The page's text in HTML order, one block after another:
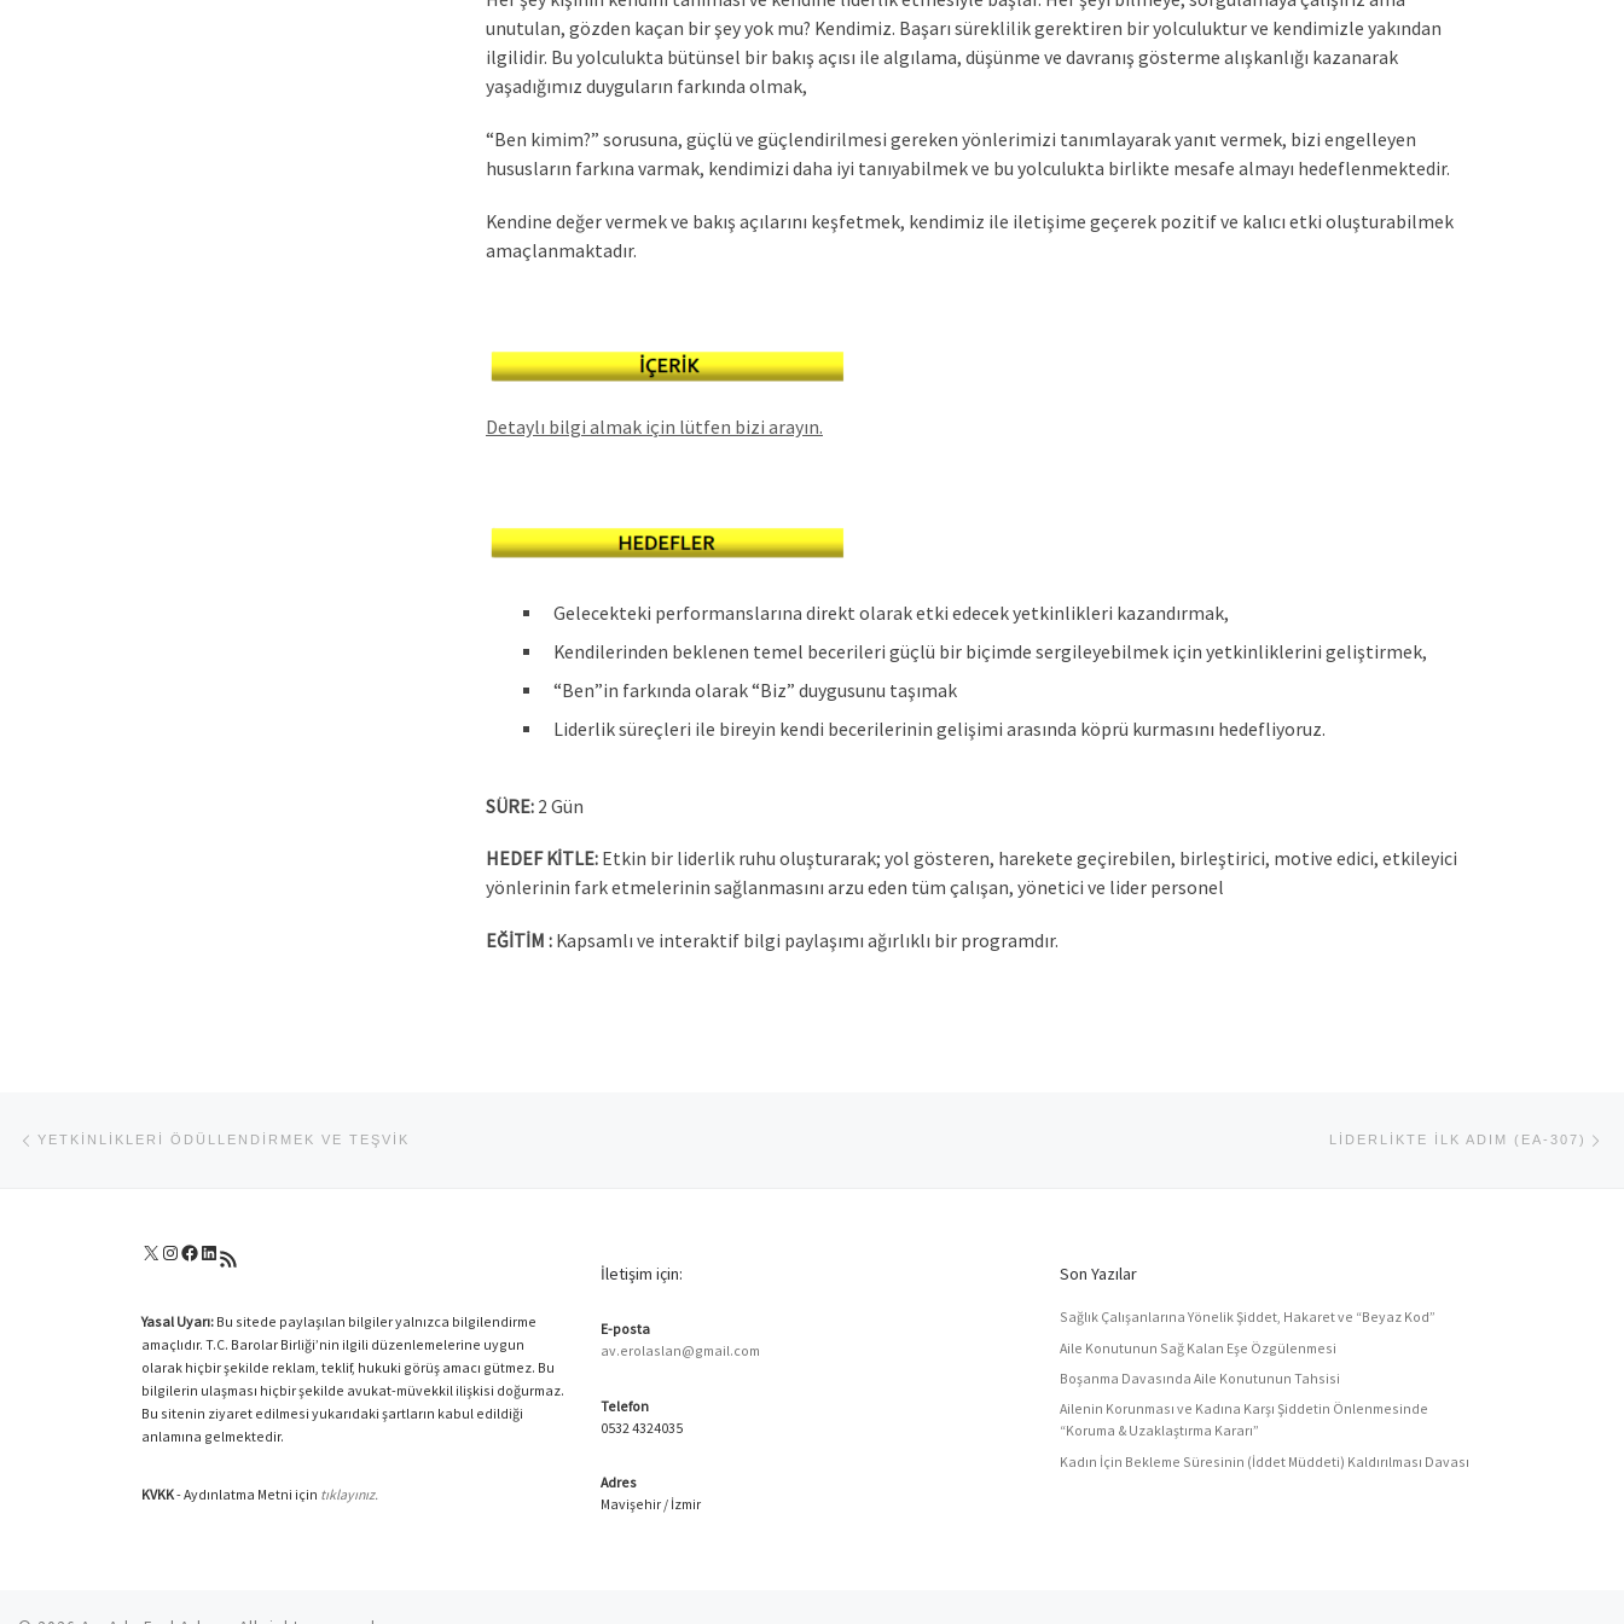
unutulan, gözden kaçan bir şey yok mu? Kendimiz. Başarı süreklilik gerektiren bir yolculuktur ve kendimizle yakından
ilgilidir. Bu yolculukta bütünsel bir bakış açısı ile algılama, düşünme ve davranış gösterme alışkanlığı kazanarak
yaşadığımız duyguların farkında olmak,
“Ben kimim?” sorusuna, güçlü ve güçlendirilmesi gereken yönlerimizi tanımlayarak yanıt vermek, bizi engelleyen
hususların farkına varmak, kendimizi daha iyi tanıyabilmek ve bu yolculukta birlikte mesafe almayı hedeflenmektedir.
Kendine değer vermek ve bakış açılarını keşfetmek, kendimiz ile iletişime geçerek pozitif ve kalıcı etki oluşturabilmek
amaçlanmaktadır.
Detaylı bilgi almak için lütfen bizi arayın.
Gelecekteki performanslarına direkt olarak etki edecek yetkinlikleri kazandırmak,
Kendilerinden beklenen temel becerileri güçlü bir biçimde sergileyebilmek için yetkinliklerini geliştirmek,
“Ben”in farkında olarak “Biz” duygusunu taşımak
Liderlik süreçleri ile bireyin kendi becerilerinin gelişimi arasında köprü kurmasını hedefliyoruz.
SÜRE: 2 Gün
HEDEF KİTLE: Etkin bir liderlik ruhu oluşturarak; yol gösteren, harekete geçirebilen, birleştirici, motive edici, etkileyici
yönlerinin fark etmelerinin sağlanmasını arzu eden tüm çalışan, yönetici ve lider personel
EĞİTİM : Kapsamlı ve interaktif bilgi paylaşımı ağırlıklı bir programdır.
Yazı dolaşımı
YETKINLIKLERI ÖDÜLLENDIRMEK VE TEŞVIK LIDERLIKTE İLK ADIM (EA-307)
X Instagram
Facebook
LinkedIn
RSS akışı
Yasal Uyarı: Bu sitede paylaşılan bilgiler yalnızca bilgilendirme
amaçlıdır. T.C. Barolar Birliği’nin ilgili düzenlemelerine uygun
olarak hiçbir şekilde reklam, teklif, hukuki görüş amacı gütmez. Bu
bilgilerin ulaşması hiçbir şekilde avukat-müvekkil ilişkisi doğurmaz.
Bu sitenin ziyaret edilmesi yukarıdaki şartların kabul edildiği
anlamına gelmektedir.
KVKK- Aydınlatma Metni için tıklayınız.
İletişim için:
E-posta
av.erolaslan@gmail.com
Telefon
0532 4324035
Adres
Mavişehir / İzmir
Son Yazılar
Sağlık Çalışanlarına Yönelik Şiddet, Hakaret ve “Beyaz Kod”
Aile Konutunun Sağ Kalan Eşe Özgülenmesi
Boşanma Davasında Aile Konutunun Tahsisi
Ailenin Korunması ve Kadına Karşı Şiddetin Önlenmesinde
“Koruma & Uzaklaştırma Kararı”
Kadın İçin Bekleme Süresinin (İddet Müddeti) Kaldırılması Davası